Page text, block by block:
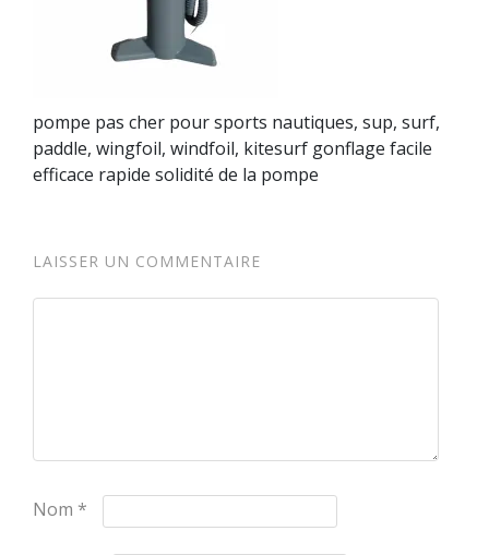
pompe pas cher pour sports nautiques, sup, surf,
paddle, wingfoil, windfoil, kitesurf gonflage facile
efficace rapide solidité de la pompe
LAISSER UN COMMENTAIRE
Nom *